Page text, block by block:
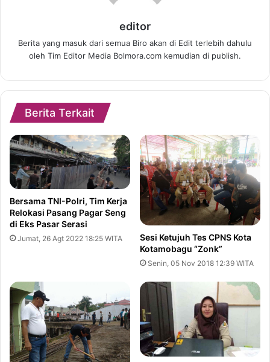
editor
Berita yang masuk dari semua Biro akan di Edit terlebih dahulu
oleh Tim Editor Media Bolmora.com kemudian di publish.
Berita Terkait
Bersama TNI-Polri, Tim Kerja
Relokasi Pasang Pagar Seng
di Eks Pasar Serasi
Jumat, 26 Agt 2022 18:25 WITA
Sesi Ketujuh Tes CPNS Kota
Kotamobagu “Zonk”
Senin, 05 Nov 2018 12:39 WITA